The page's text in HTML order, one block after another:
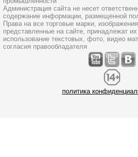
Администрация сайта не несет
содержание информации, размещенной
Права на все торговые марки,
представленные на сайте, принадлежат
использование текстовых, фото, видео
согласия правообладателя
политика